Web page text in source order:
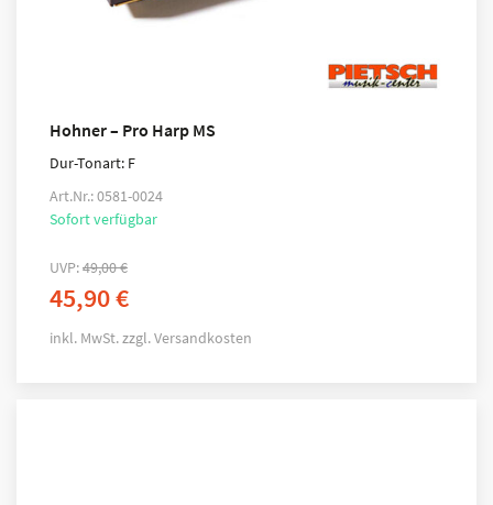
Hohner – Pro Harp MS
Dur-Tonart: F
Art.Nr.: 0581-0024
Sofort verfügbar
UVP:49,00€
45,90€
inkl. MwSt.zzgl.Versandkosten